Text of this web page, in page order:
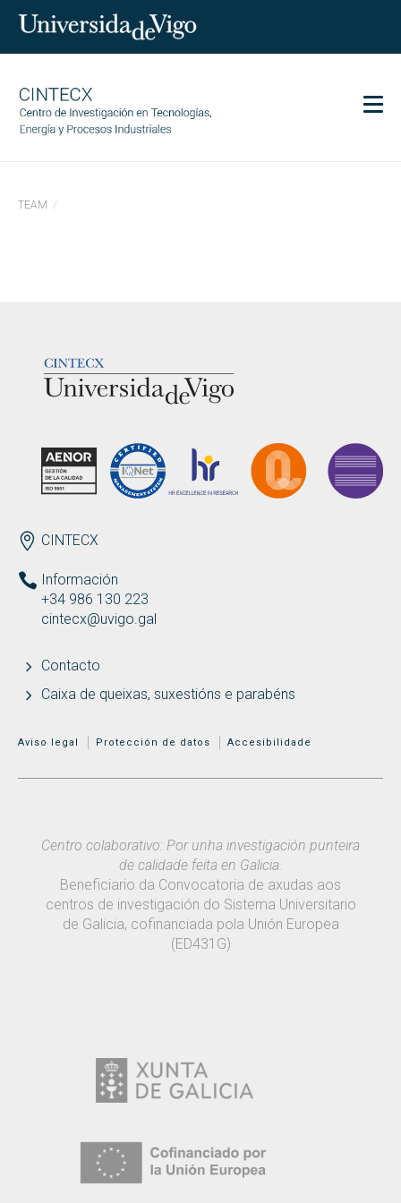
Investigación
Igualdade
ES EN Search
por:
BUSCAR
TEAM
ENDEREZO
CINTECX
Información
+34 986 130 223
cintecx@uvigo.gal
Contacto
Caixa de queixas, suxestións e parabéns
MENÚ ADICIONAL
Aviso legal Protección de datos Accesibilidade
Centro colaborativo: Por unha investigación punteira
de calidade feita en Galicia.
Beneficiario da Convocatoria de axudas aos
centros de investigación do Sistema Universitario
de Galicia, cofinanciada pola Unión Europea
(ED431G)